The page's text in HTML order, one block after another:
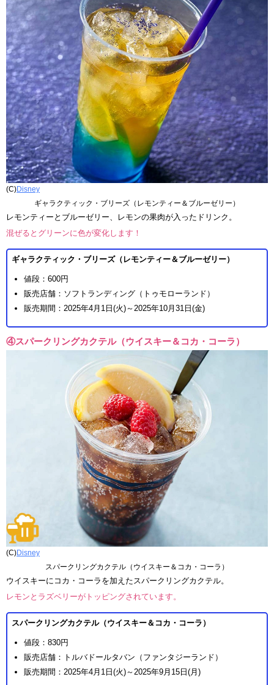
(C)Disney
ギャラクティック・ブリーズ（レモンティー＆ブルーゼリー）
レモンティーとブルーゼリー、レモンの果肉が入ったドリンク。
混ぜるとグリーンに色が変化します！
ギャラクティック・ブリーズ（レモンティー＆ブルーゼリー）
値段：600円
販売店舗：ソフトランディング（トゥモローランド）
販売期間：2025年4月1日(火)～2025年10月31日(金)
④スパークリングカクテル（ウイスキー＆コカ・コーラ）
(C)Disney
スパークリングカクテル（ウイスキー＆コカ・コーラ）
ウイスキーにコカ・コーラを加えたスパークリングカクテル。
レモンとラズベリーがトッピングされています。
スパークリングカクテル（ウイスキー＆コカ・コーラ）
値段：830円
販売店舗：トルバドールタバン（ファンタジーランド）
販売期間：2025年4月1日(火)～2025年9月15日(月)